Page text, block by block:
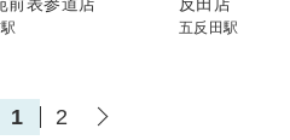
五反田駅
1 2